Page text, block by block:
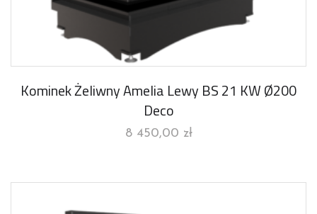
Kominek Żeliwny Amelia Lewy BS 21 KW Ø200
Deco
8 450,00 zł